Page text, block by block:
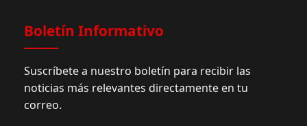
Boletín Informativo
Suscríbete a nuestro boletín para recibir las
noticias más relevantes directamente en tu
correo.